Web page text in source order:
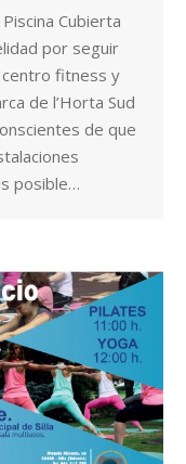
Cubierta
por seguir
fitness y
de l’Horta Sud
de que
posible…